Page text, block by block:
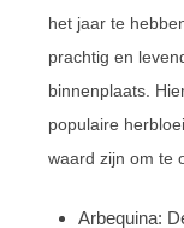
het jaar te
prachtig en
binnenplaats.
populaire
waard zijn om te
Arbequina: